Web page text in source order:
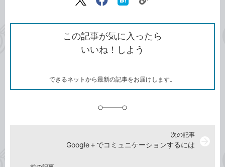
X（旧
で
シ
ェ
ア
Facebook
シ
ェ
ア
な
ブ
ッ
ク
ク
ク
を
コ
この記事が気に入ったら
いいね！しよう
できるネットから最新の記事をお届けします。
次の記事
Google＋でコミュニケーションするには